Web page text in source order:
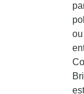
ou
est